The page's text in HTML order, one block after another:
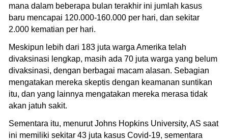
mana dalam beberapa bulan terakhir ini jumlah kasus
baru mencapai 120.000-160.000 per hari, dan sekitar
2.000 kematian per hari.
Meskipun lebih dari 183 juta warga Amerika telah
divaksinasi lengkap, masih ada 70 juta warga yang belum
divaksinasi, dengan berbagai macam alasan. Sebagian
mengatakan mereka skeptis dengan keamanan suntikan
itu, dan yang lainnya mengatakan mereka merasa tidak
akan jatuh sakit.
Sementara itu, menurut Johns Hopkins University, AS saat
ini memiliki sekitar 43 juta kasus Covid-19, sementara